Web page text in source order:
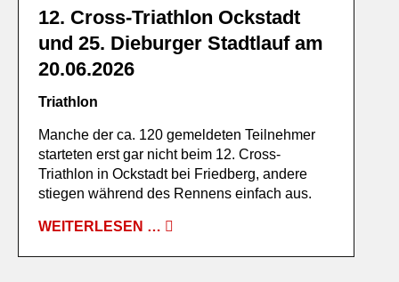
12. Cross-Triathlon Ockstadt
und 25. Dieburger Stadtlauf am
20.06.2026
Triathlon
Manche der ca. 120 gemeldeten Teilnehmer
starteten erst gar nicht beim 12. Cross-
Triathlon in Ockstadt bei Friedberg, andere
stiegen während des Rennens einfach aus.
WEITERLESEN …